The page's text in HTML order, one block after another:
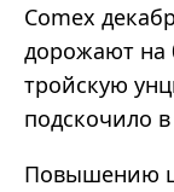
Comex
дорожают на
тройскую
подскочило
Повышению